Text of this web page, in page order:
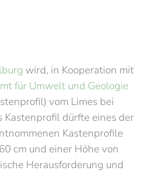
wird, in Kooperation mit
für Umwelt und Geologie
vom Limes bei
dürfte eines der
Kastenprofile
cm und einer Höhe von
Herausforderung und